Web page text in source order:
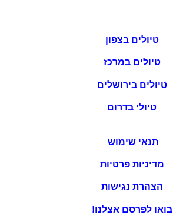
טיולים בצפון
טיולים במרכז
טיולים בירושלים
טיולי בדרום
תנאי שימוש
מדיניות פרטיות
הצהרת נגישות
בואו לפרסם אצלנו!